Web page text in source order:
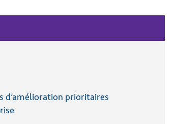
d’amélioration prioritaires